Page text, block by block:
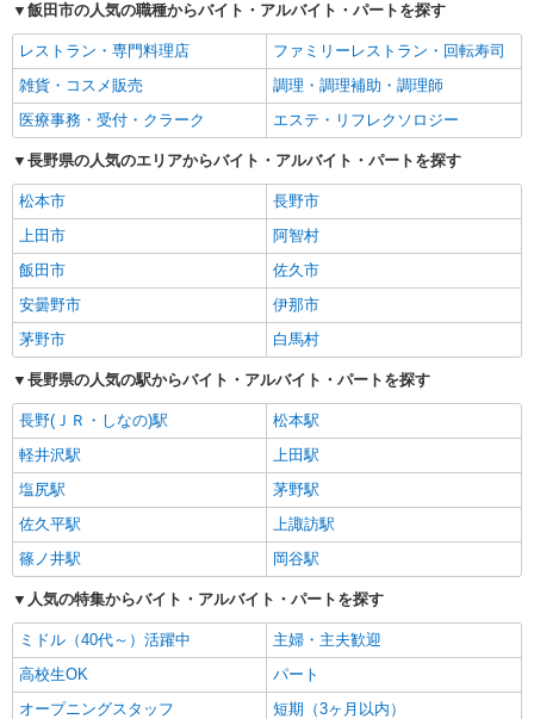
飯田市の人気の職種からバイト・アルバイト・パートを探す
レストラン・専門料理店
ファミリーレストラン・回転寿司
雑貨・コスメ販売
調理・調理補助・調理師
医療事務・受付・クラーク
エステ・リフレクソロジー
長野県の人気のエリアからバイト・アルバイト・パートを探す
松本市
長野市
上田市
阿智村
飯田市
佐久市
安曇野市
伊那市
茅野市
白馬村
長野県の人気の駅からバイト・アルバイト・パートを探す
長野(ＪＲ・しなの)駅
松本駅
軽井沢駅
上田駅
塩尻駅
茅野駅
佐久平駅
上諏訪駅
篠ノ井駅
岡谷駅
人気の特集からバイト・アルバイト・パートを探す
ミドル（40代～）活躍中
主婦・主夫歓迎
高校生OK
パート
オープニングスタッフ
短期（3ヶ月以内）